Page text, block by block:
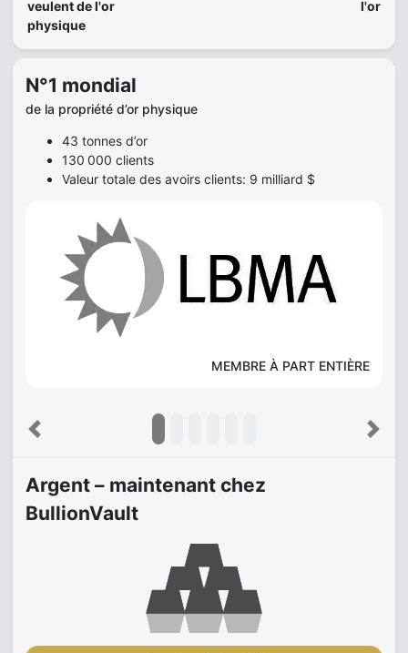
veulent de l'or
physique
l'or
N°1 mondial
de la propriété d’or physique
43 tonnes d’or
130 000 clients
Valeur totale des avoirs clients: 9 milliard $
MEMBRE À PART ENTIÈRE
Previous Next
Argent – maintenant chez
BullionVault